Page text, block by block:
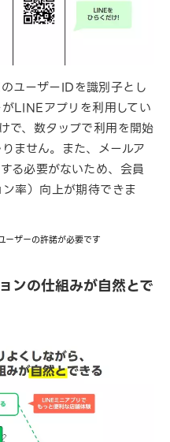
ユーザーIDを識別子とし
LINEアプリを利用してい
で、数タップで利用を開始
ません。また、メールア
る必要がないため、会員
率）向上が期待できま
ーザーの許諾が必要です
ンの仕組みが自然とで